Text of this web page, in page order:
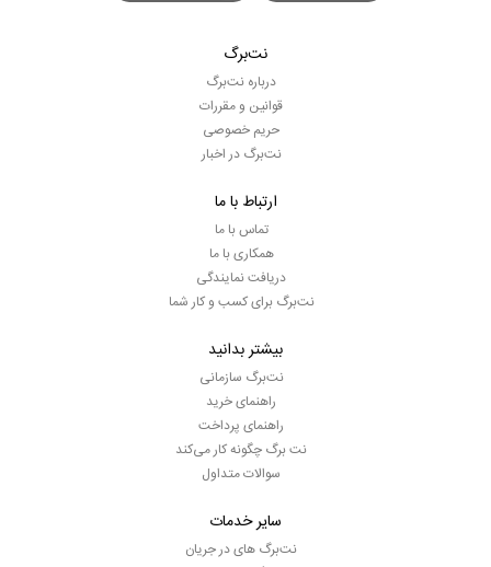
نت‌برگ
درباره نت‌برگ
قوانین و مقررات
حریم خصوصی
نت‌برگ در اخبار
ارتباط با ما
تماس با ما
همکاری با ما
دریافت نمایندگی
نت‌برگ برای کسب و کار شما
بیشتر بدانید
نت‌برگ سازمانی
راهنمای خرید
راهنمای پرداخت
نت برگ چگونه کار می‌کند
سوالات متداول
سایر خدمات
نت‌برگ های در جریان